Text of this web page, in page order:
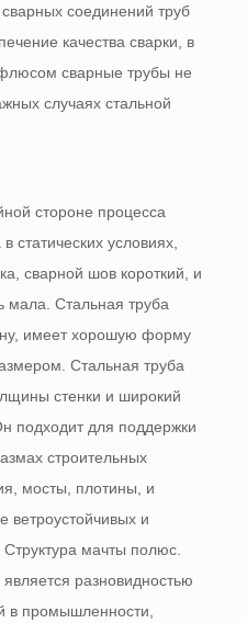
соединений труб
качества сварки, в
сварные трубы не
случаях стальной
стороне процесса
условиях,
сварной шов короткий, и
мала. Стальная труба
имеет хорошую форму
Стальная труба
стенки и широкий
подходит для поддержки
строительных
мосты, плотины, и
ветроустойчивых и
Структура мачты полюс.
разновидностью
в промышленности,